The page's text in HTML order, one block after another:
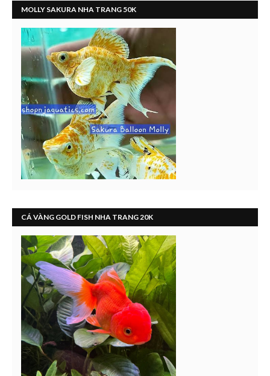
MOLLY SAKURA NHA TRANG 50K
CÁ VÀNG GOLD FISH NHA TRANG 20K